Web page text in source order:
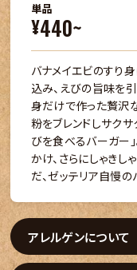
単品
¥440~
バナメイエビのすり
込み、えびの旨味を
身だけで作った贅沢
粉をブレンドしサク
びを食べるバーガー
かけ、さらにしゃき
だ、ゼッテリア自慢
アレルゲンについて